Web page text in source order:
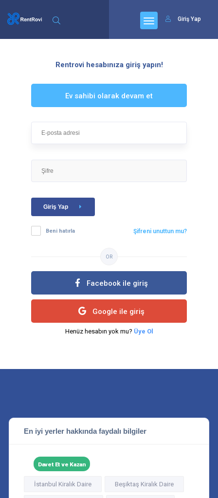
Giriş Yap
Rentrovi hesabınıza giriş yapın!
Ev sahibi olarak devam et
Giriş Yap
Beni hatırla Şifreni unuttun mu?
OR
Facebook ile giriş
Google ile giriş
Henüz hesabın yok mu? Üye Ol
En iyi yerler hakkında faydalı bilgiler
Davet Et ve Kazan
İstanbul Kiralık Daire Beşiktaş Kiralık Daire